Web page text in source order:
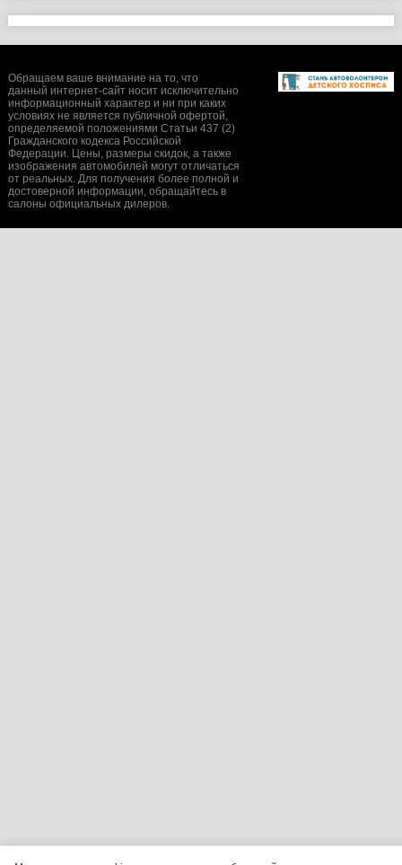
Обращаем ваше внимание на то, что
данный интернет-сайт носит исключительно
информационный характер и ни при каких
условиях не является публичной офертой,
определяемой положениями Статьи 437 (2)
Гражданского кодекса Российской
Федерации. Цены, размеры скидок, а также
изображения автомобилей могут отличаться
от реальных. Для получения более полной и
достоверной информации, обращайтесь в
салоны официальных дилеров.